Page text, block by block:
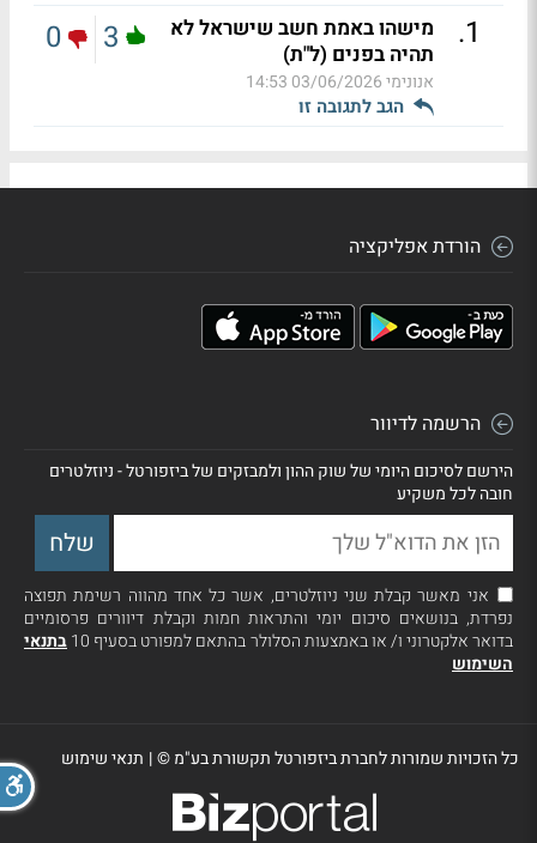
1
.
מישהו באמת חשב שישראל לא
תהיה בפנים (ל"ת)
אנונימי03/06/2026 14:53
הגב לתגובה זו
3
0
הורדת אפליקציה
הרשמה לדיוור
הירשם לסיכום היומי של שוק ההון ולמבזקים של ביזפורטל - ניוזלטרים
חובה לכל משקיע
אני מאשר קבלת שני ניוזלטרים, אשר כל אחד מהווה רשימת תפוצה
נפרדת, בנושאים סיכום יומי והתראות חמות וקבלת דיוורים פרסומיים
בדואר אלקטרוני ו/ או באמצעות הסלולר בהתאם למפורט בסעיף 10
בתנאי
השימוש
כל הזכויות שמורות לחברת ביזפורטל תקשורת בע"מ ©| תנאי שימוש